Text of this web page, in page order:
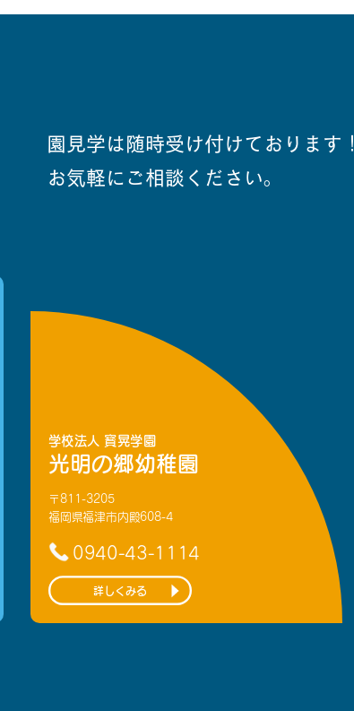
園見学は随時受け付けております！
お気軽にご相談ください。
学校法人 寳晃学園
光明の郷幼稚園
〒811-3205
福岡県福津市内殿608-4
0940-43-1114
詳しくみる